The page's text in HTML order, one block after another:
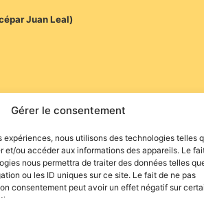
Gérer le consentement
expériences, nous utilisons des technologies telles
et/ou accéder aux informations des appareils. Le
nous permettra de traiter des données telles
ou les ID uniques sur ce site. Le fait de ne pas
consentement peut avoir un effet négatif sur
Juan Leal)
l'association TOROFIESTA